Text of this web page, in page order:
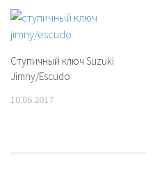
Ступичный ключ Suzuki
Jimny/Escudo
10.06.2017